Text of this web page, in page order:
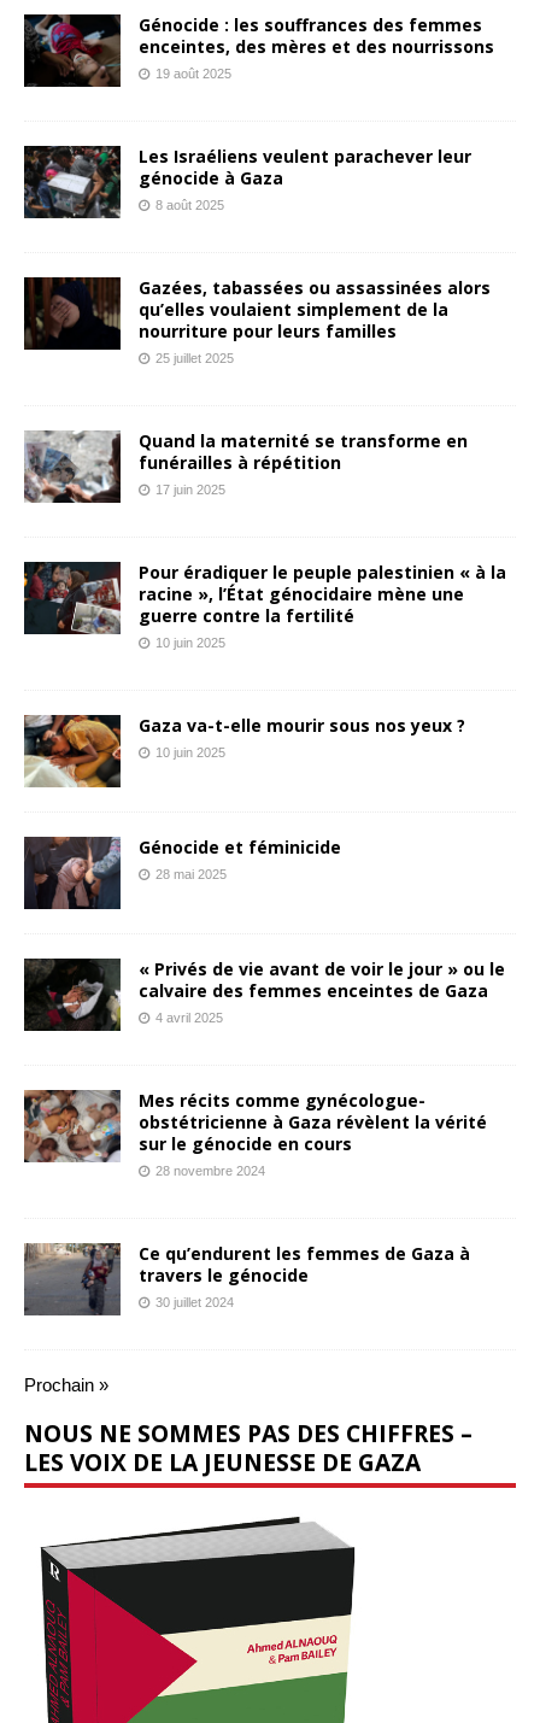
Génocide : les souffrances des femmes
enceintes, des mères et des nourrissons
19 août 2025
Les Israéliens veulent parachever leur
génocide à Gaza
8 août 2025
Gazées, tabassées ou assassinées alors
qu’elles voulaient simplement de la
nourriture pour leurs familles
25 juillet 2025
Quand la maternité se transforme en
funérailles à répétition
17 juin 2025
Pour éradiquer le peuple palestinien « à la
racine », l’État génocidaire mène une
guerre contre la fertilité
10 juin 2025
Gaza va-t-elle mourir sous nos yeux ?
10 juin 2025
Génocide et féminicide
28 mai 2025
« Privés de vie avant de voir le jour » ou le
calvaire des femmes enceintes de Gaza
4 avril 2025
Mes récits comme gynécologue-
obstétricienne à Gaza révèlent la vérité
sur le génocide en cours
28 novembre 2024
Ce qu’endurent les femmes de Gaza à
travers le génocide
30 juillet 2024
Prochain »
NOUS NE SOMMES PAS DES CHIFFRES –
LES VOIX DE LA JEUNESSE DE GAZA